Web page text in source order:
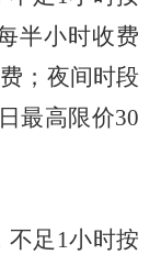
半小时收费
；夜间时段
最高限价30
不足 1小时按